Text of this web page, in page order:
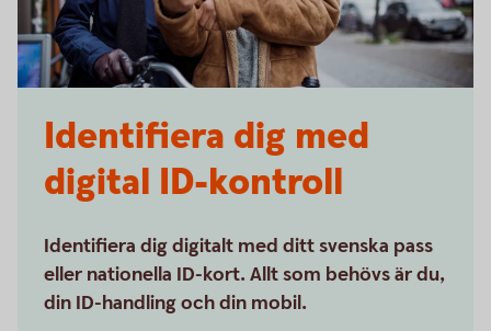
Identifiera dig med
digital ID-kontroll
Identifiera dig digitalt med ditt svenska pass
eller nationella ID-kort. Allt som behövs är du,
din ID-handling och din mobil.